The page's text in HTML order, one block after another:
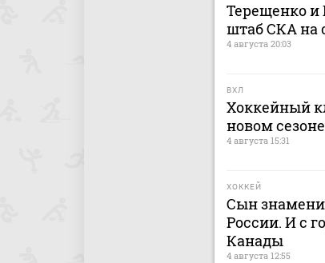
Терещенко
штаб СКА на
4 августа 20:03
ВХЛ
Хоккейный
новом
4 августа 15:31
ХОККЕЙ
Сын
России. И с
Канады
4 августа 12:55